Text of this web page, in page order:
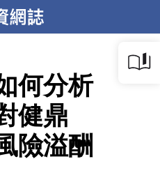
何分析
健鼎
險溢酬